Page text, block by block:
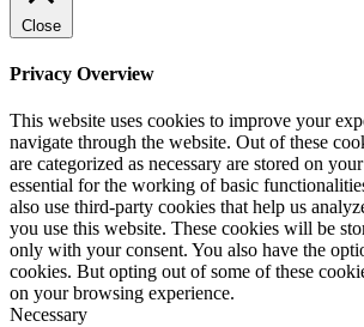
Close
Privacy Overview
This website uses cookies to improve your
navigate through the website. Out of these
are categorized as necessary are stored on
essential for the working of basic
also use third-party cookies that help us
you use this website. These cookies will be
only with your consent. You also have the
cookies. But opting out of some of these
on your browsing experience.
Necessary